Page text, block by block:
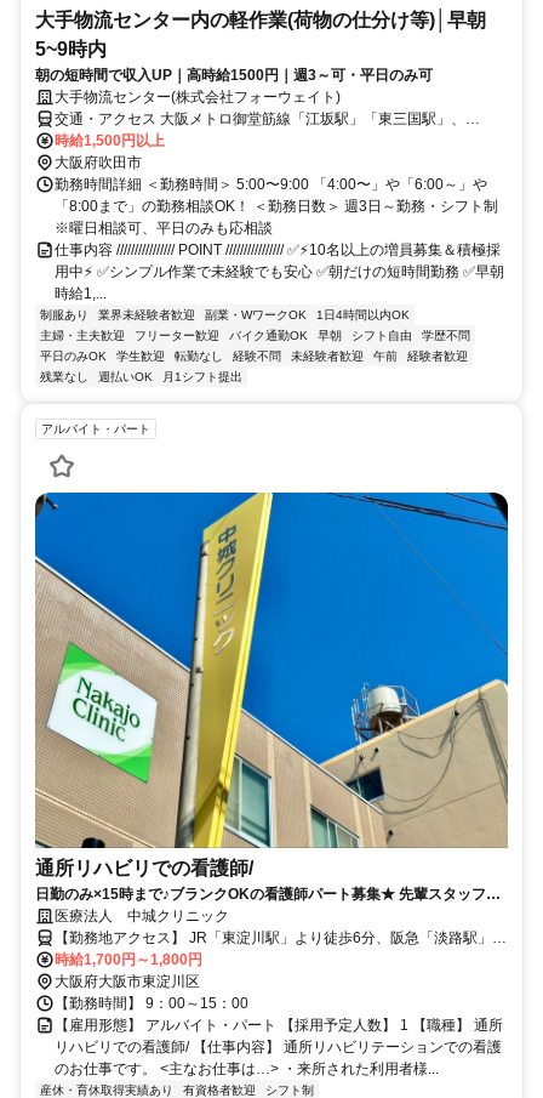
大手物流センター内の軽作業(荷物の仕分け等)│早朝
5~9時内
朝の短時間で収入UP｜高時給1500円｜週3～可・平日のみ可
大手物流センター(株式会社フォーウェイト)
交通・アクセス 大阪メトロ御堂筋線「江坂駅」「東三国駅」、
JR「南吹田駅」より自転車で8分 ⭐バイク通勤OK
時給1,500円以上
大阪府吹田市
勤務時間詳細 ＜勤務時間＞ 5:00〜9:00 「4:00〜」や「6:00～」や
「8:00まで」の勤務相談OK！ ＜勤務日数＞ 週3日～勤務・シフト制
※曜日相談可、平日のみも応相談
仕事内容 //////////////// POINT //////////////// ✅⚡10名以上の増員募集＆積極採
用中⚡ ✅シンプル作業で未経験でも安心 ✅朝だけの短時間勤務 ✅早朝
時給1,...
制服あり 業界未経験者歓迎 副業・WワークOK
1日4時間以内OK
主婦・主夫歓迎
フリーター歓迎 バイク通勤OK 早朝 シフト自由
学歴不問
平日のみOK
学生歓迎 転勤なし 経験不問 未経験者歓迎 午前
経験者歓迎
残業なし
週払いOK 月1シフト提出
アルバイト・パート
通所リハビリでの看護師/
日勤のみ×15時まで♪ブランクOKの看護師パート募集★ 先輩スタッフが
丁寧にサポートするので安心してご応募くださいね。
医療法人 中城クリニック
【勤務地アクセス】 JR「東淀川駅」より徒歩6分、阪急「淡路駅」よ
り徒歩8分
時給1,700円～1,800円
大阪府大阪市東淀川区
【勤務時間】 9：00～15：00
【雇用形態】 アルバイト・パート 【採用予定人数】 1 【職種】 通所
リハビリでの看護師/ 【仕事内容】 通所リハビリテーションでの看護
のお仕事です。 <主なお仕事は…> ・来所された利用者様...
産休・育休取得実績あり 有資格者歓迎 シフト制